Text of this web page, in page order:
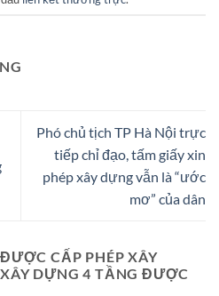
Phó chủ tịch TP Hà Nội trực
tiếp chỉ đạo, tấm giấy xin
phép xây dựng vẫn là “ước
mơ” của dân
CẤP PHÉP XÂY
DỰNG 4 TẦNG ĐƯỢC